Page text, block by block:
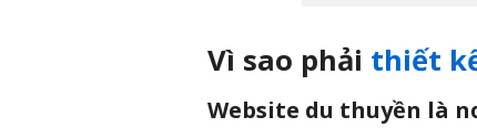
Vì sao phải thiết
Website du thuyền là